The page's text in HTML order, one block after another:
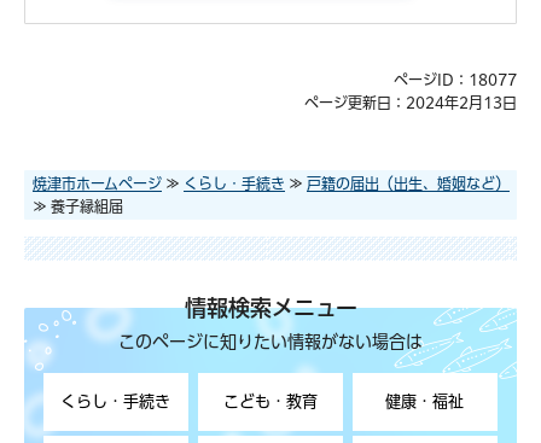
ページID：18077
ページ更新日：2024年2月13日
焼津市ホームページ ≫ くらし・手続き ≫ 戸籍の届出（出生、婚姻など）
≫ 養子縁組届
情報検索メニュー
このページに知りたい情報がない場合は
くらし・手続き こども・教育 健康・福祉